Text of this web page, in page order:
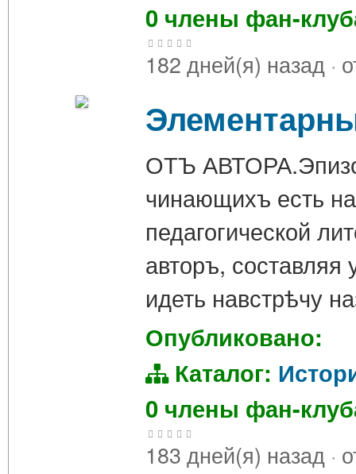
0 члены фан-
182 дней(я) назад ·
ОТЪ
чинающихъ есть
педагогической
авторъ,
идеть навстрѣчу
Опубликовано:
Каталог:
0 члены фан-
183 дней(я) назад ·